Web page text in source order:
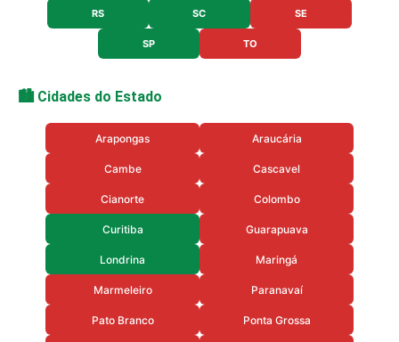
RS SC SE
SP TO
🏙️ Cidades do Estado
Arapongas Araucária
Cambe Cascavel
Cianorte Colombo
Curitiba Guarapuava
Londrina Maringá
Marmeleiro Paranavaí
Pato Branco Ponta Grossa